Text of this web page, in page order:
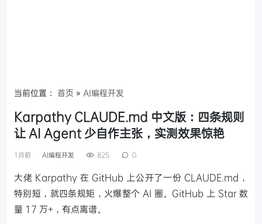
当前位置： 首页 » AI编程开发
Karpathy CLAUDE.md 中文版：四条规则
让 AI Agent 少自作主张，实测效果惊艳
1月前 AI编程开发 825 0
大佬 Karpathy 在 GitHub 上公开了一份 CLAUDE.md，
特别短，就四条规矩，火爆整个 AI 圈。GitHub 上 Star 数
量 17 万+，有点离谱。